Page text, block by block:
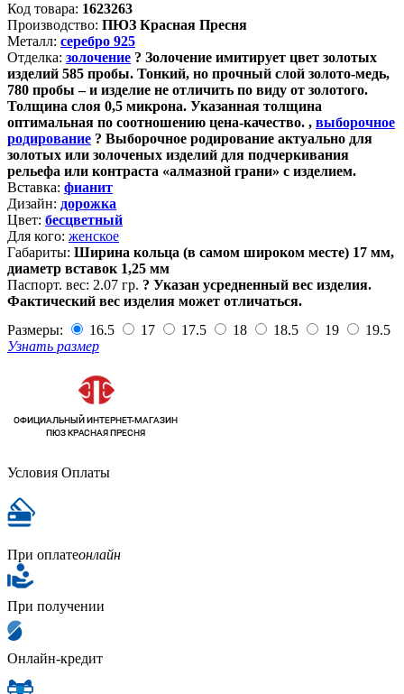
Код товара: 1623263
Производство: ПЮЗ Красная Пресня
Металл: серебро 925
Отделка: золочение ? Золочение имитирует цвет золотых
изделий 585 пробы. Тонкий, но прочный слой золото-медь,
780 пробы – и изделие не отличить по виду от золотого.
Толщина слоя 0,5 микрона. Указанная толщина
оптимальная по соотношению цена-качество. , выборочное
родирование ? Выборочное родирование актуально для
золотых или золоченых изделий для подчеркивания
рельефа или контраста «алмазной грани» с изделием.
Вставка: фианит
Дизайн: дорожка
Цвет: бесцветный
Для кого: женское
Габариты: Ширина кольца (в самом широком месте) 17 мм,
диаметр вставок 1,25 мм
Паспорт. вес: 2.07 гр. ? Указан усредненный вес изделия.
Фактический вес изделия может отличаться.
Размеры:
16.5 17 17.5 18 18.5 19
19.5
Узнать размер
Условия Оплаты
При оплатеонлайн
При получении
Онлайн-кредит